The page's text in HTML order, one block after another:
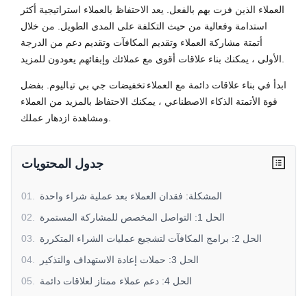
العملاء الذين فزت بهم بالفعل. يعد الاحتفاظ بالعملاء استراتيجية أكثر
استدامة وفعالية من حيث التكلفة على المدى الطويل. من خلال
أتمتة مشاركة العملاء وتقديم المكافآت وتقديم دعم من الدرجة
الأولى ، يمكنك بناء علاقات أقوى مع عملائك وإبقائهم يعودون للمزيد.
ابدأ في بناء علاقات دائمة مع العملاءتخفيضات جي بي تياليوم. بفضل
قوة الأتمتة الذكاء الاصطناعي ، يمكنك الاحتفاظ بالمزيد من العملاء
ومشاهدة ازدهار عملك.
جدول المحتويات
01
المشكلة: فقدان العملاء بعد عملية شراء واحدة
02
الحل 1: التواصل المخصص للمشاركة المستمرة
03
الحل 2: برامج المكافآت لتشجيع عمليات الشراء المتكررة
04
الحل 3: حملات إعادة الاستهداف والتذكير
05
الحل 4: دعم عملاء ممتاز لعلاقات دائمة